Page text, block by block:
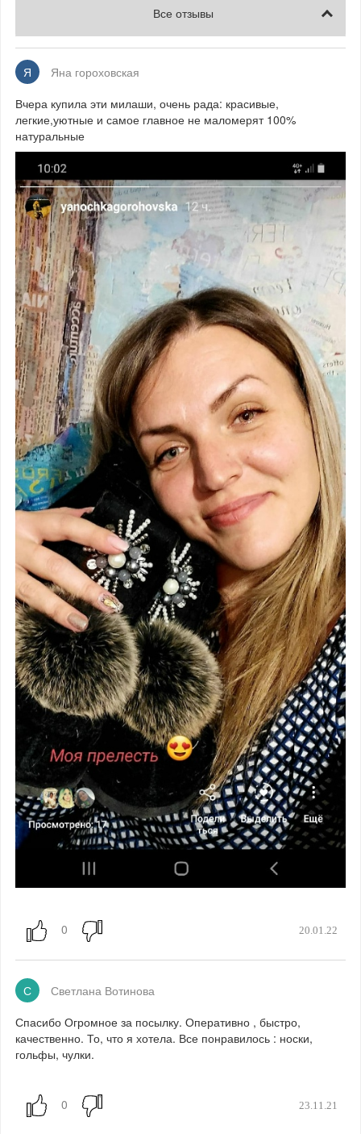
Все отзывы
Я
Яна гороховская
Вчера купила эти милаши, очень рада: красивые,
легкие,уютные и самое главное не маломерят 100%
натуральные
20.01.22
С
Светлана Вотинова
Спасибо Огромное за посылку. Оперативно , быстро,
качественно. То, что я хотела. Все понравилось : носки,
гольфы, чулки.
23.11.21